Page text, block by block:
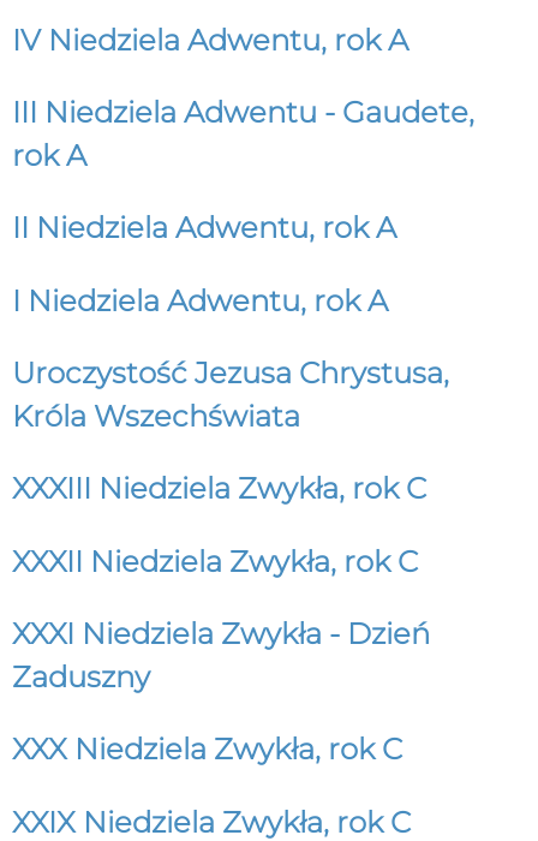
IV Niedziela Adwentu, rok A
III Niedziela Adwentu - Gaudete,
rok A
II Niedziela Adwentu, rok A
I Niedziela Adwentu, rok A
Uroczystość Jezusa Chrystusa,
Króla Wszechświata
XXXIII Niedziela Zwykła, rok C
XXXII Niedziela Zwykła, rok C
XXXI Niedziela Zwykła - Dzień
Zaduszny
XXX Niedziela Zwykła, rok C
XXIX Niedziela Zwykła, rok C